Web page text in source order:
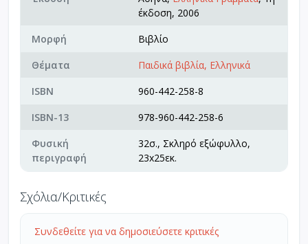
έκδοση, 2006
Μορφή
Βιβλίο
Θέματα
Παιδικά βιβλία, Ελληνικά
ISBN
960-442-258-8
ISBN-13
978-960-442-258-6
Φυσική
περιγραφή
32σ., Σκληρό εξώφυλλο,
23x25εκ.
Σχόλια/Κριτικές
Συνδεθείτε για να δημοσιεύσετε κριτικές